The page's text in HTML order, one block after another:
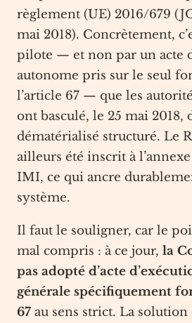
règlement (UE) 2016/679
mai 2018). Concrètement,
pilote — et non par un acte
autonome pris sur le seul
l’article 67 — que les
ont basculé, le 25 mai 2018,
dématérialisé structuré. Le
ailleurs été inscrit à
IMI, ce qui ancre
système.
Il faut le souligner, car le
mal compris : à ce jour, la
pas adopté d’acte
générale spécifiquement
67 au sens strict. La